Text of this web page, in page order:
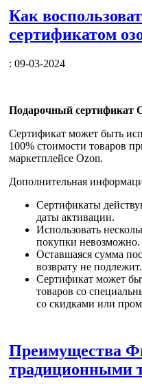
Как
сертификатом
: 09-03-2024
Подарочный сертификат
Сертификат может быть
100% стоимости товаров
маркетплейсе Ozon.
Дополнительная
Сертификаты
даты активации.
Использовать
покупки невозможно.
Оставшаяся сумма
возврату не подлежит.
Сертификат может
товаров со
со скидками или
Преимущества
традиционными